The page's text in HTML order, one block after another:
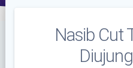
Nasib Cut